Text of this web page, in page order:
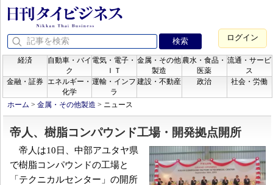
ログイン
経済
自動車・バイ
ク
電気・電子・
ＩＴ
金属・その他
製造
農水・食品・
医薬
流通・サービ
ス
金融・証券
エネルギー・
化学
運輸・インフ
ラ
建設・不動産 政治 社会・労働
ホーム > 金属・その他製造 > ニュース
帝人、樹脂コンパウンド工場・開発拠点開所
帝人は10日、中部アユタヤ県
で樹脂コンパウンドの工場と
「テクニカルセンター」の開所